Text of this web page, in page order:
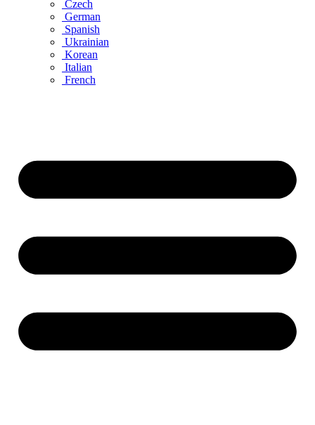
Czech
German
Spanish
Ukrainian
Korean
Italian
French